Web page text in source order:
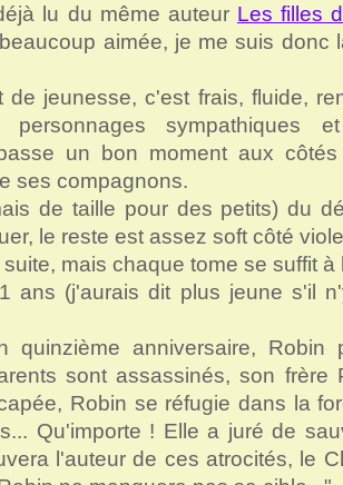
lu du même auteur Les filles
aimée, je me suis donc
de jeunesse, c'est frais, fluide,
personnages sympathiques
un bon moment aux
ses compagnons.
de taille pour des petits) du
le reste est assez soft côté
mais chaque tome se suffit à
ans (j'aurais dit plus jeune s'il
quinzième anniversaire, Robin
sont assassinés, son frère
Robin se réfugie dans la
Qu'importe ! Elle a juré de
l'auteur de ces atrocités, le